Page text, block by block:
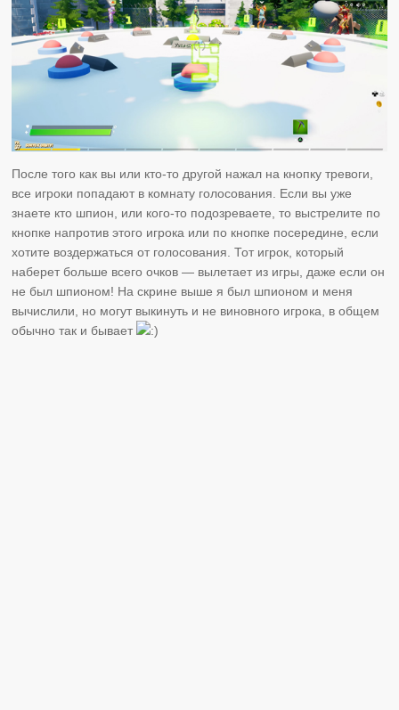
После того как вы или кто-то другой нажал на кнопку тревоги,
все игроки попадают в комнату голосования. Если вы уже
знаете кто шпион, или кого-то подозреваете, то выстрелите по
кнопке напротив этого игрока или по кнопке посередине, если
хотите воздержаться от голосования. Тот игрок, который
наберет больше всего очков — вылетает из игры, даже если он
не был шпионом! На скрине выше я был шпионом и меня
вычислили, но могут выкинуть и не виновного игрока, в общем
обычно так и бывает